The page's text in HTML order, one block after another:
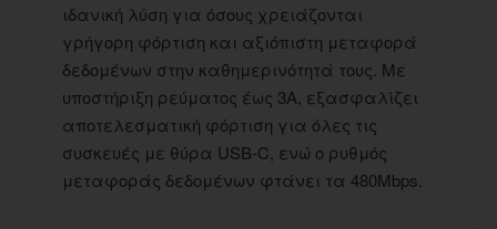
ιδανική λύση για όσους χρειάζονται
γρήγορη φόρτιση και αξιόπιστη μεταφορά
δεδομένων στην καθημερινότητά τους. Με
υποστήριξη ρεύματος έως 3A, εξασφαλίζει
αποτελεσματική φόρτιση για όλες τις
συσκευές με θύρα USB-C, ενώ ο ρυθμός
μεταφοράς δεδομένων φτάνει τα 480Mbps.